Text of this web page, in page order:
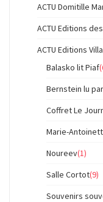
ACTU Domitille
ACTU Editions
ACTU Editions
Balasko lit Piaf
Bernstein lu
Coffret Le
Marie-
Noureev(1)
Salle Cortot(9)
Souvenirs